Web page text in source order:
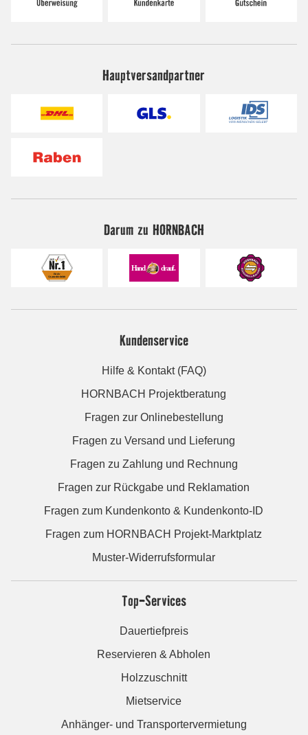
Hauptversandpartner
Darum zu HORNBACH
Kundenservice
Hilfe & Kontakt (FAQ)
HORNBACH Projektberatung
Fragen zur Onlinebestellung
Fragen zu Versand und Lieferung
Fragen zu Zahlung und Rechnung
Fragen zur Rückgabe und Reklamation
Fragen zum Kundenkonto & Kundenkonto-ID
Fragen zum HORNBACH Projekt-Marktplatz
Muster-Widerrufsformular
Top-Services
Dauertiefpreis
Reservieren & Abholen
Holzzuschnitt
Mietservice
Anhänger- und Transportervermietung